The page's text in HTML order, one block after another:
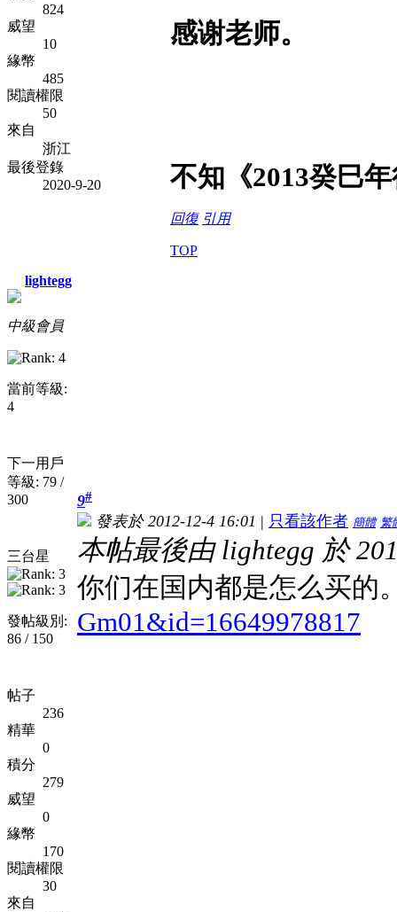
824
威望
10
緣幣
485
閱讀權限
50
來自
浙江
最後登錄
2020-9-20
感谢老师。
不知《2013癸巳
回復 引用
TOP
lightegg
中級會員
當前等級:
4
下一用戶
等級: 79 /
300
三台星
發帖級別:
86 / 150
帖子
236
精華
0
積分
279
威望
0
緣幣
170
閱讀權限
30
來自
9#
發表於 2012-12-4 16:01 | 只看該作者 簡體 繁
本帖最後由 lightegg 於
你们在国内都是怎么买的
Gm01&id=16649978817